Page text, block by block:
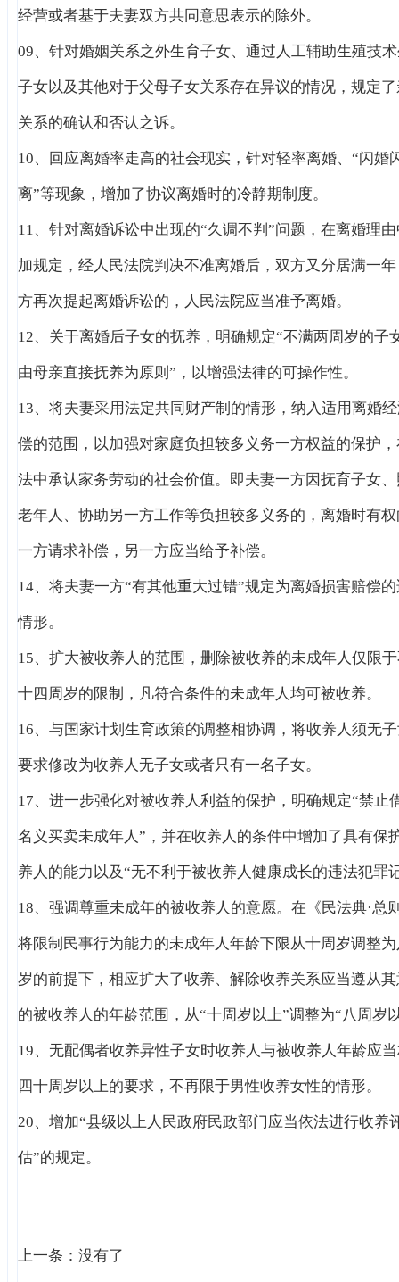
经营或者基于夫妻双方共同意思表示的除外。
09、针对婚姻关系之外生育子女、通过人工辅助生殖技
子女以及其他对于父母子女关系存在异议的情况，规定
关系的确认和否认之诉。
10、回应离婚率走高的社会现实，针对轻率离婚、“闪婚
离”等现象，增加了协议离婚时的冷静期制度。
11、针对离婚诉讼中出现的“久调不判”问题，在离婚理
加规定，经人民法院判决不准离婚后，双方又分居满一
方再次提起离婚诉讼的，人民法院应当准予离婚。
12、关于离婚后子女的抚养，明确规定“不满两周岁的子
由母亲直接抚养为原则”，以增强法律的可操作性。
13、将夫妻采用法定共同财产制的情形，纳入适用离婚
偿的范围，以加强对家庭负担较多义务一方权益的保护
法中承认家务劳动的社会价值。即夫妻一方因抚育子女
老年人、协助另一方工作等负担较多义务的，离婚时有
一方请求补偿，另一方应当给予补偿。
14、将夫妻一方“有其他重大过错”规定为离婚损害赔偿
情形。
15、扩大被收养人的范围，删除被收养的未成年人仅限
十四周岁的限制，凡符合条件的未成年人均可被收养。
16、与国家计划生育政策的调整相协调，将收养人须无
要求修改为收养人无子女或者只有一名子女。
17、进一步强化对被收养人利益的保护，明确规定“禁止
名义买卖未成年人”，并在收养人的条件中增加了具有保
养人的能力以及“无不利于被收养人健康成长的违法犯罪
18、强调尊重未成年的被收养人的意愿。在《民法典·总
将限制民事行为能力的未成年人年龄下限从十周岁调整
岁的前提下，相应扩大了收养、解除收养关系应当遵从
的被收养人的年龄范围，从“十周岁以上”调整为“八周岁
19、无配偶者收养异性子女时收养人与被收养人年龄应
四十周岁以上的要求，不再限于男性收养女性的情形。
20、增加“县级以上人民政府民政部门应当依法进行收养
估”的规定。
上一条：没有了